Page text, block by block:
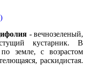
- вечнозеленый,
кустарник. В
земле, с возрастом
раскидистая.